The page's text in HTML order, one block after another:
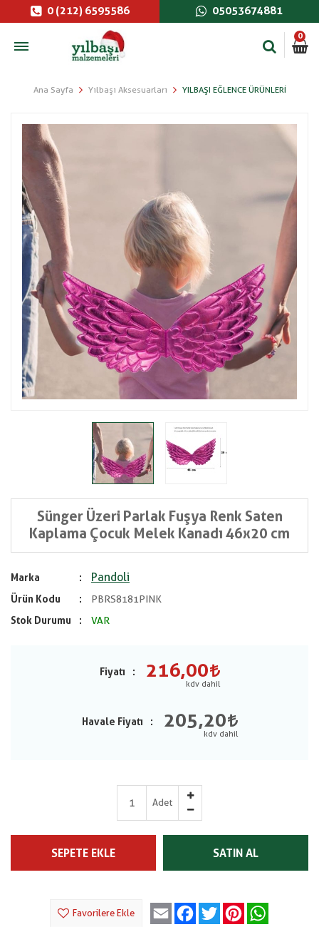
0 (212) 6595586 05053674881
0
Ana Sayfa Yılbaşı Aksesuarları YILBAŞI EĞLENCE ÜRÜNLERI
Sünger Üzeri Parlak Fuşya Renk Saten
Kaplama Çocuk Melek Kanadı 46x20 cm
Marka Pandoli
Ürün Kodu
PBRS8181PINK
Stok Durumu
VAR
Fiyatı 216,00
Havale Fiyatı 205,20
Adet
SEPETE EKLE SATIN AL
Favorilere Ekle Email Facebook
Twitter Pinterest